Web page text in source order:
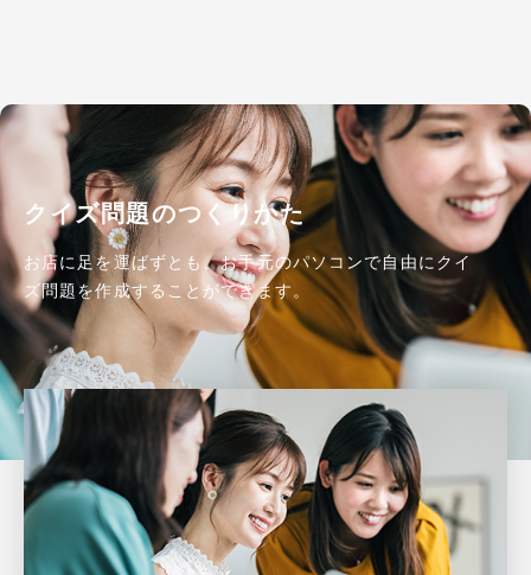
クイズ問題のつくりかた
お店に足を運ばずとも、お手元のパソコンで自由にクイ
ズ問題を作成することができます。